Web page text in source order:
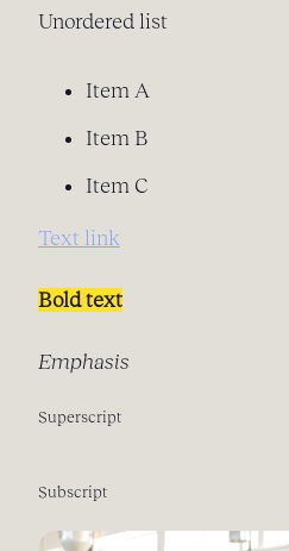
Unordered list
Item A
Item B
Item C
Text link
Bold text
Emphasis
Superscript
Subscript